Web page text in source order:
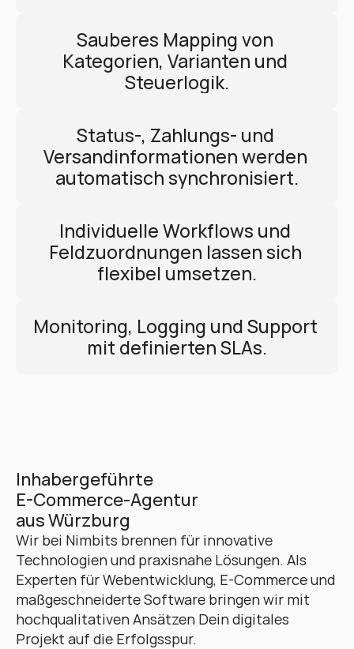
Sauberes Mapping von
Kategorien, Varianten und
Steuerlogik.
Status-, Zahlungs- und
Versandinformationen werden
automatisch synchronisiert.
Individuelle Workflows und
Feldzuordnungen lassen sich
flexibel umsetzen.
Monitoring, Logging und Support
mit definierten SLAs.
Inhabergeführte
E-Commerce-Agentur
aus Würzburg
Wir bei Nimbits brennen für innovative
Technologien und praxisnahe Lösungen. Als
Experten für Webentwicklung, E-Commerce und
maßgeschneiderte Software bringen wir mit
hochqualitativen Ansätzen Dein digitales
Projekt auf die Erfolgsspur.